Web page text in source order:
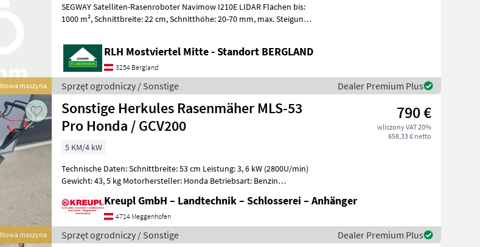
Nowa maszyna
SEGWAY Satelliten-Rasenroboter Navimow I210E LIDAR Flächen bis:
1000 m², Schnittbreite: 22 cm, Schnitthöhe: 20-70 mm, max. Steigung:
RLH Mostviertel Mitte - Standort BERGLAND
3254 Bergland
Sprzęt ogrodniczy / Sonstige Dealer Premium Plus
Nowa maszyna
Sonstige Herkules Rasenmäher MLS-53
Pro Honda / GCV200
790 €
wliczony VAT 20%
658,33 € netto
5 KM/4 kW
Technische Daten: Schnittbreite: 53 cm Leistung: 3, 6 kW (2800U/min)
Gewicht: 43, 5 kg Motorhersteller: Honda Betriebsart: Benzin
Kreupl GmbH – Landtechnik – Schlosserei – Anhänger
4714 Meggenhofen
Sprzęt ogrodniczy / Sonstige Dealer Premium Plus